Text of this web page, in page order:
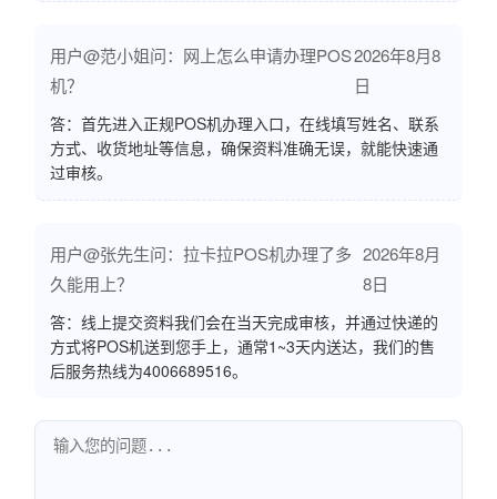
用户@范小姐问：网上怎么申请办理POS
机？
2026年8月8
日
答：首先进入正规POS机办理入口，在线填写姓名、联系
方式、收货地址等信息，确保资料准确无误，就能快速通
过审核。
用户@张先生问：拉卡拉POS机办理了多
久能用上？
2026年8月
8日
答：线上提交资料我们会在当天完成审核，并通过快递的
方式将POS机送到您手上，通常1~3天内送达，我们的售
后服务热线为4006689516。